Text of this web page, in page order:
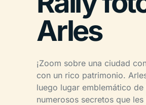
Arles
¡Zoom sobre una ciudad
con un rico patrimonio.
luego lugar emblemático
numerosos secretos que